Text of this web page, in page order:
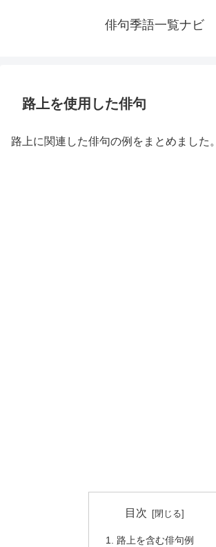
俳句季語一覧ナビ
路上を使用した俳句
路上に関連した俳句の例をまとめました。
目次
路上を含む俳句例